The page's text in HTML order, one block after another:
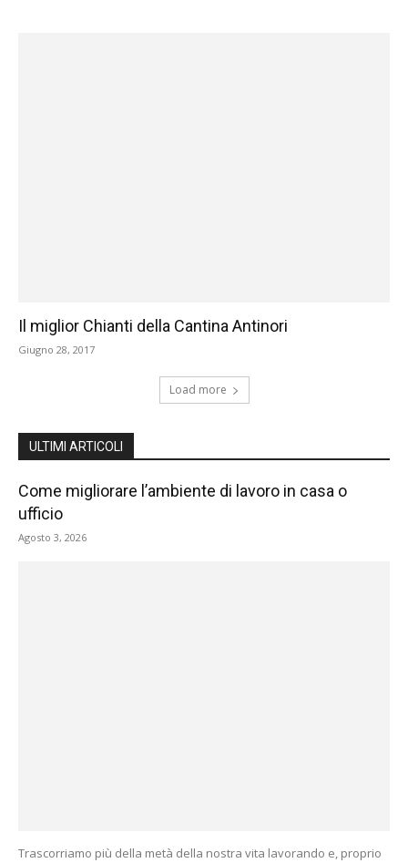
Il miglior Chianti della Cantina Antinori
Giugno 28, 2017
Load more
ULTIMI ARTICOLI
Come migliorare l’ambiente di lavoro in casa o
ufficio
Agosto 3, 2026
Trascorriamo più della metà della nostra vita lavorando e, proprio